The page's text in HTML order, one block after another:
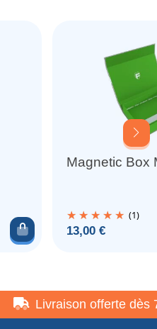
Ajouter au panier
Magnetic Box
(1)
Prix
13,00 €
Livraison offerte dès